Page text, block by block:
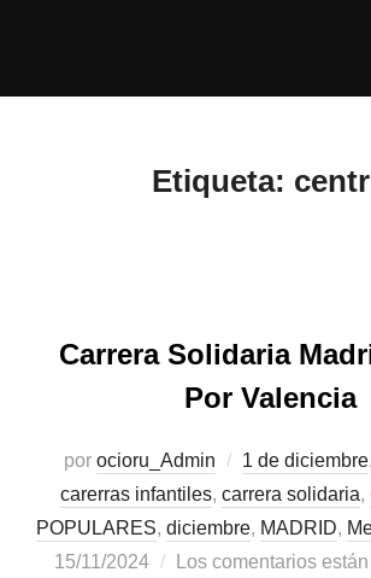
Etiqueta:
Carrera Solidaria
Por Valencia
por ocioru_Admin 1 de diciembre,
carerras infantiles, carrera solidaria,
POPULARES, diciembre, MADRID,
15/11/2024
Los comentarios